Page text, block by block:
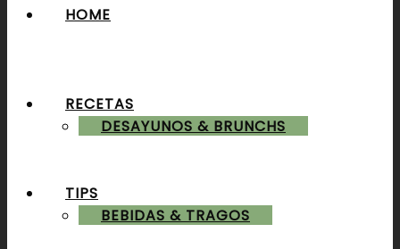
HOME
RECETAS
DESAYUNOS & BRUNCHS
BEBIDAS & TRAGOS
TIPS